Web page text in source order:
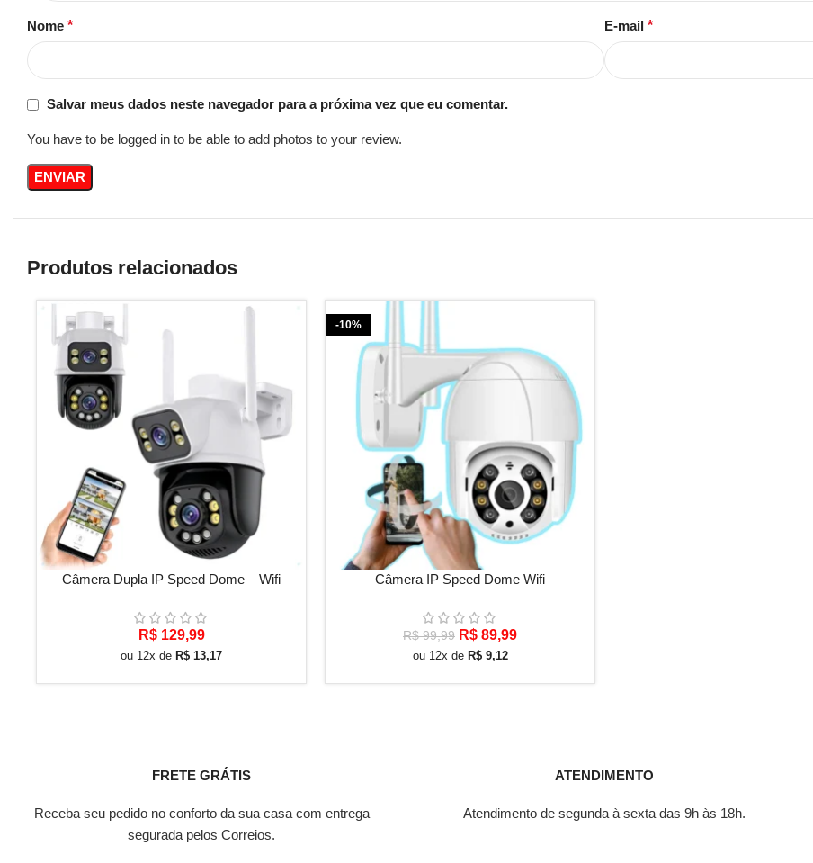
Nome * E-mail *
Salvar meus dados neste navegador para a próxima vez que eu comentar.
You have to be logged in to be able to add photos to your review.
Produtos relacionados
ADICIONAR AO CARRINHO
Câmera Dupla IP Speed Dome – Wifi
R$129,99
ou 12x de R$ 13,17
-10%
ADICIONAR AO CARRINHO
Câmera IP Speed Dome Wifi
R$99,99 O
preço
R$ 89,99O
ou 12x de R$9,12
FRETE GRÁTIS
Receba seu pedido no conforto da sua casa com entrega
segurada pelos Correios.
ATENDIMENTO
Atendimento de segunda à sexta das 9h às 18h.